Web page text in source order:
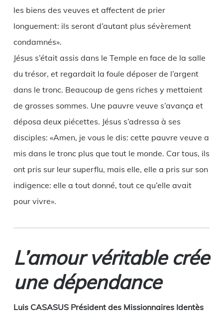
les biens des veuves et affectent de prier
longuement: ils seront d’autant plus sévèrement
condamnés».
Jésus s’était assis dans le Temple en face de la salle
du trésor, et regardait la foule déposer de l’argent
dans le tronc. Beaucoup de gens riches y mettaient
de grosses sommes. Une pauvre veuve s’avança et
déposa deux piécettes. Jésus s’adressa à ses
disciples: «Amen, je vous le dis: cette pauvre veuve a
mis dans le tronc plus que tout le monde. Car tous, ils
ont pris sur leur superflu, mais elle, elle a pris sur son
indigence: elle a tout donné, tout ce qu’elle avait
pour vivre».
L’amour véritable crée
une dépendance
Luis CASASUS Président des Missionnaires Identès